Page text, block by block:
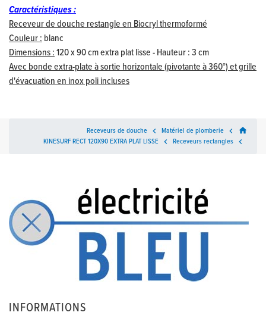
Caractéristiques :
Receveur de douche restangle en Biocryl thermoformé
Couleur : blanc
Dimensions :120 x 90 cm extra plat lisse - Hauteur : 3 cm
Avec bonde extra-plate à sortie horizontale (pivotante à 360°) et grille
d'évacuation en inox poli incluses
home

Matériel de plomberie

Receveurs de douche

Receveurs rectangles

KINESURF RECT 120X90 EXTRA PLAT LISSE
INFORMATIONS